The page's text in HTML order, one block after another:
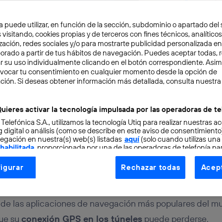
5 min
GPS en los túneles: el
Google Maps
las aplicaciones de navegación más populares del
su conexión GPS en los túnelespuede perderse.
puede utilizar, en función de la sección, subdominio o apartado del
visitando, cookies propias y de terceros con fines técnicos,
redes sociales y/o para mostrarte publicidad personalizada
a partir de tus hábitos de navegación. Puedes aceptar todas,
su uso individualmente clicando en el botón correspondiente.
tu consentimiento en cualquier momento desde la opción de
Si deseas obtener información más detallada, consulta nuestra
activar la tecnología impulsada por las operadoras de
S.A., utilizamos la tecnología Utiq para realizar nuestras
digital o análisis (como se describe en este aviso de
en nuestra(s) web(s) listadas aquí(solo cuando utilizas una
, proporcionada por una de las operadoras de telefonía
consentimiento en cada página web).
Utiq está diseñada con la privacidad como prioridad
tu dirección IP y otra información de la cuenta de cliente de
a la conexión que utilizas (p. ej., número de teléfono móvil).
Rechazar todas